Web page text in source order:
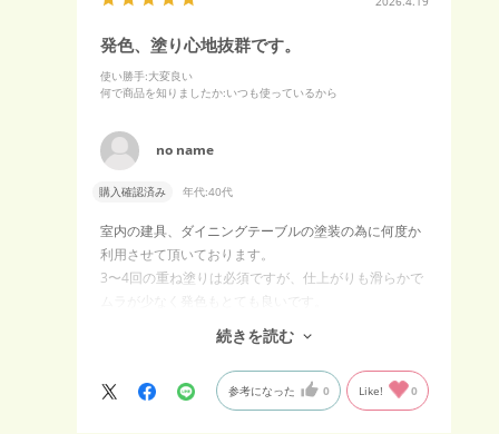
発色、塗り心地抜群です。
使い勝手:大変良い
何で商品を知りましたか:いつも使っているから
no name
購入確認済み 年代:40代
室内の建具、ダイニングテーブルの塗装の為に何度か
利用させて頂いております。
3〜4回の重ね塗りは必須ですが、仕上がりも滑らかで
ムラが少なく発色もとても良いです。
0.9ℓの更に一つ下のサイズや、スワッチにかなり近い
発色ですが少量のサンプルの販売があると嬉しいで
また利用させて頂きます。
続きを読む
参考になった 0 Like! 0